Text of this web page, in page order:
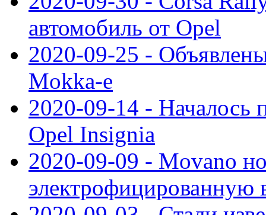
автомобиль от Opel
2020-09-25 -
Mokka-e
2020-09-14 - Началось
Opel Insignia
2020-09-09 - Movano
электрофицированную